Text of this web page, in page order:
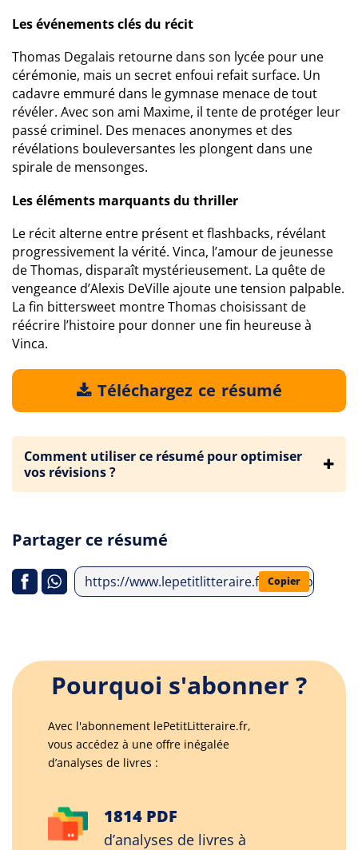
Les événements clés du récit
Thomas Degalais retourne dans son lycée pour une
cérémonie, mais un secret enfoui refait surface. Un
cadavre emmuré dans le gymnase menace de tout
révéler. Avec son ami Maxime, il tente de protéger leur
passé criminel. Des menaces anonymes et des
révélations bouleversantes les plongent dans une
spirale de mensonges.
Les éléments marquants du thriller
Le récit alterne entre présent et flashbacks, révélant
progressivement la vérité. Vinca, l’amour de jeunesse
de Thomas, disparaît mystérieusement. La quête de
vengeance d’Alexis DeVille ajoute une tension palpable.
La fin bittersweet montre Thomas choisissant de
réécrire l’histoire pour donner une fin heureuse à
Vinca.
Téléchargez ce résumé
Comment utiliser ce résumé pour optimiser
vos révisions ?
Partager ce résumé
https://www.lepetitlitteraire.fr/index.php/
Copier
Pourquoi s'abonner ?
Avec l'abonnement lePetitLitteraire.fr,
vous accédez à une offre inégalée
d’analyses de livres :
1814 PDF
d’analyses de livres à